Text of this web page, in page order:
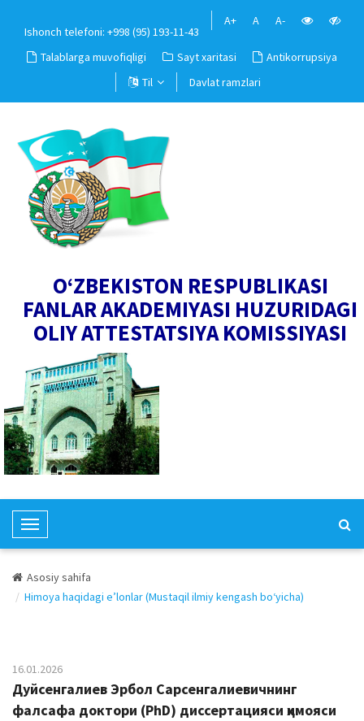
Ishonch telefoni: +998 (95) 193-11-43
A+ A A-
Talablarga muvofiqligi Sayt xaritasi
Antikorrupsiya
Til
Davlat ramzlari
O‘ZBEKISTON RESPUBLIKASI
FANLAR AKADEMIYASI HUZURIDAGI
OLIY ATTESTATSIYA KOMISSIYASI
T
o
g
l
a
v
Asosiy sahifa
Himoya haqidagi e’lonlar (Mustaqil ilmiy kengash bo‘yicha)
16.01.2026
Дуйсенгалиев Эрбол Сарсенгалиевичнинг
фалсафа доктори (PhD) диссертацияси ҳимояси